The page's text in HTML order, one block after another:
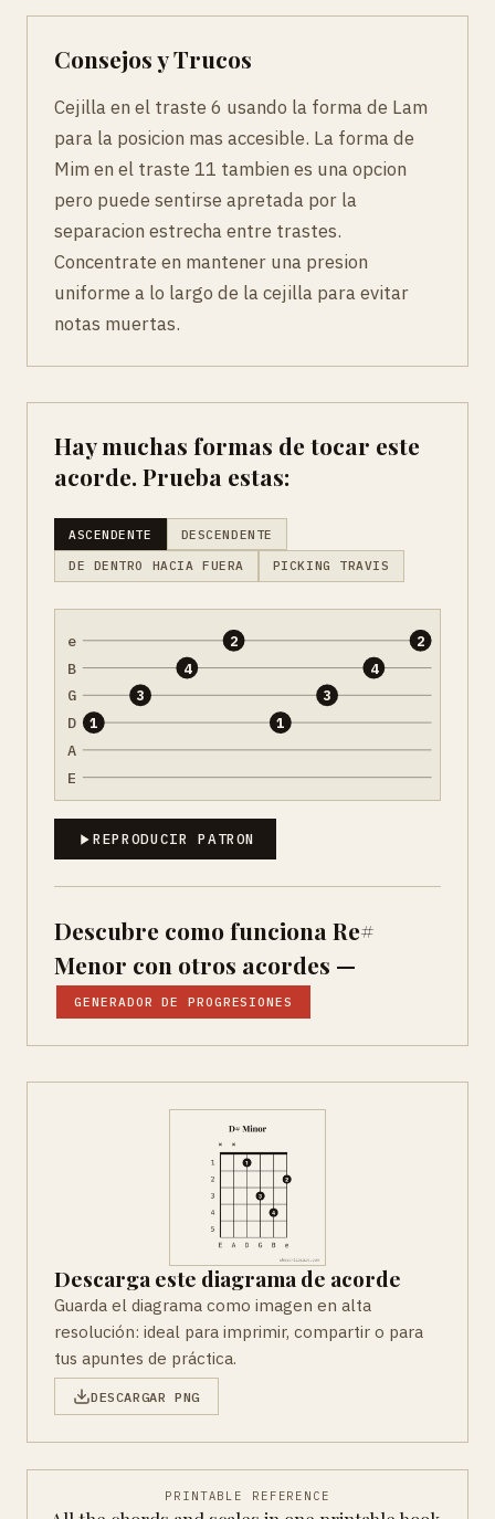
Consejos y Trucos
Cejilla en el traste 6 usando la forma de Lam
para la posicion mas accesible. La forma de
Mim en el traste 11 tambien es una opcion
pero puede sentirse apretada por la
separacion estrecha entre trastes.
Concentrate en mantener una presion
uniforme a lo largo de la cejilla para evitar
notas muertas.
Hay muchas formas de tocar este
acorde. Prueba estas:
ASCENDENTE DESCENDENTE
DE DENTRO HACIA FUERA PICKING TRAVIS
e
B
G
D
A
E
1
3
4
2
1
3
4
2
REPRODUCIR PATRON
Descubre como funciona Re#
Menor con otros acordes —
GENERADOR DE PROGRESIONES
Descarga este diagrama de acorde
Guarda el diagrama como imagen en alta
resolución: ideal para imprimir, compartir o para
tus apuntes de práctica.
DESCARGAR PNG
PRINTABLE REFERENCE